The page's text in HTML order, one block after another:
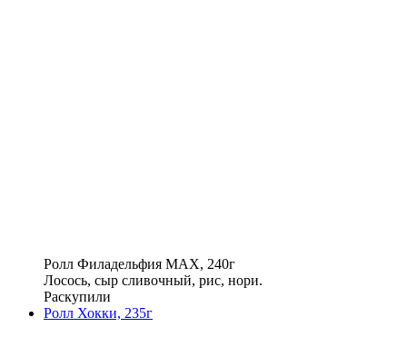
Ролл Филадельфия MAX, 240г
Лосось, сыр сливочный, рис, нори.
Раскупили
Ролл Хокки, 235г